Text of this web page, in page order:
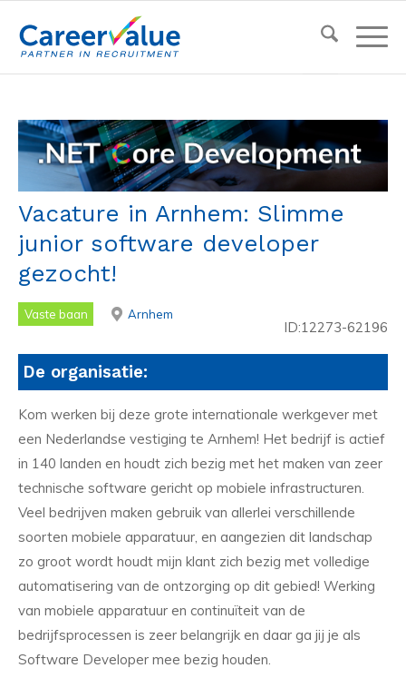
Vacature in Arnhem: Slimme
junior software developer
gezocht!
Vaste baan Arnhem
ID:12273-62196
De organisatie:
Kom werken bij deze grote internationale werkgever met
een Nederlandse vestiging te Arnhem! Het bedrijf is actief
in 140 landen en houdt zich bezig met het maken van zeer
technische software gericht op mobiele infrastructuren.
Veel bedrijven maken gebruik van allerlei verschillende
soorten mobiele apparatuur, en aangezien dit landschap
zo groot wordt houdt mijn klant zich bezig met volledige
automatisering van de ontzorging op dit gebied! Werking
van mobiele apparatuur en continuïteit van de
bedrijfsprocessen is zeer belangrijk en daar ga jij je als
Software Developer mee bezig houden.